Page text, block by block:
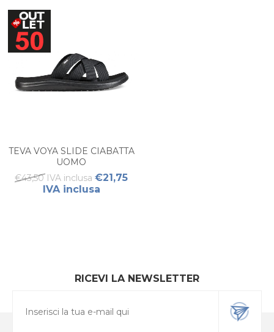
TEVA VOYA SLIDE CIABATTA
UOMO
€43,50 IVA inclusa €21,75
IVA inclusa
RICEVI LA NEWSLETTER